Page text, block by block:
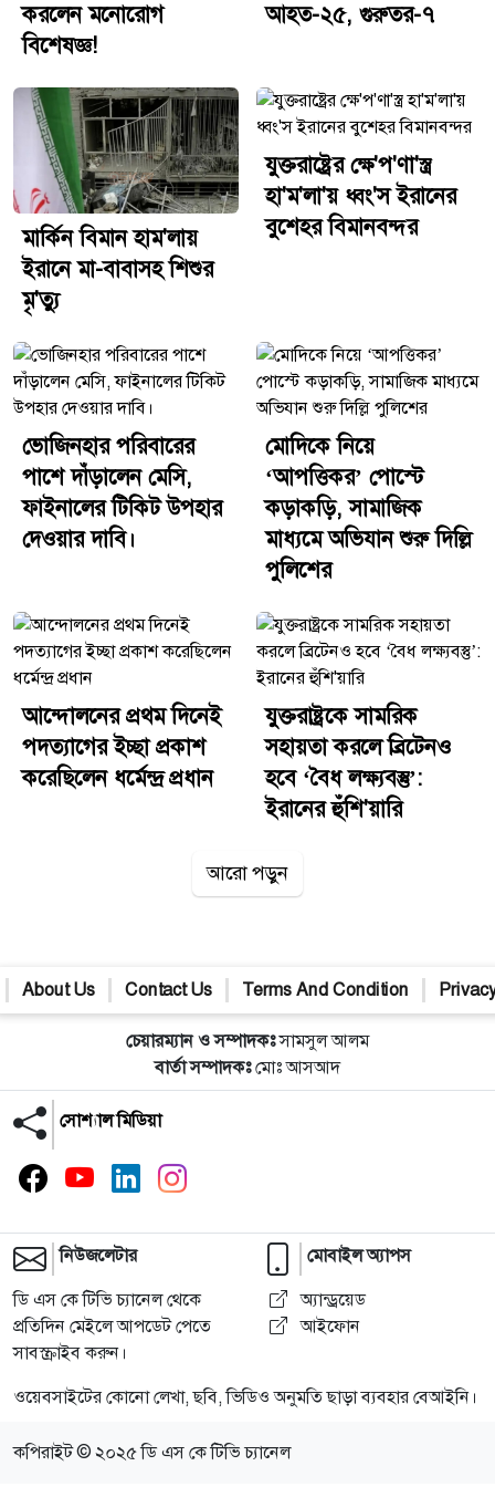
জটিল হয়ে পড়ে।তবে যুক্তরাষ্ট্র, ইসরায়েল বা ইরানের পক্ষ থেকে
এ বিষয়ে আনুষ্ঠানিক কোনো মন্তব্য প্রকাশ করা হয়নি।
করলেন মনোরোগ
বিশেষজ্ঞ!
আহত-২৫, গুরুতর-৭
মার্কিন বিমান হাম'লায়
ইরানে মা-বাবাসহ শিশুর
মৃ'ত্যু
যুক্তরাষ্ট্রের ক্ষে'প'ণা'স্ত্র
হা'ম'লা'য় ধ্বং'স ইরানের
বুশেহর বিমানবন্দর
ভোজিনহার পরিবারের
পাশে দাঁড়ালেন মেসি,
ফাইনালের টিকিট উপহার
দেওয়ার দাবি।
মোদিকে নিয়ে
‘আপত্তিকর’ পোস্টে
কড়াকড়ি, সামাজিক
মাধ্যমে অভিযান শুরু দিল্লি
পুলিশের
আন্দোলনের প্রথম দিনেই
পদত্যাগের ইচ্ছা প্রকাশ
করেছিলেন ধর্মেন্দ্র প্রধান
যুক্তরাষ্ট্রকে সামরিক
সহায়তা করলে ব্রিটেনও
হবে ‘বৈধ লক্ষ্যবস্তু’:
ইরানের হুঁশি'য়ারি
আরো পড়ুন
About Us Contact Us Terms And Condition
চেয়ারম্যান ও সম্পাদকঃসামসুল আলম
বার্তা সম্পাদকঃমোঃ আসআদ
সোশ্যাল মিডিয়া
নিউজলেটার
ডি এস কে টিভি চ্যানেল থেকে
প্রতিদিন মেইলে আপডেট পেতে
সাবস্ক্রাইব করুন।
মোবাইল অ্যাপস
অ্যান্ড্রয়েড
আইফোন
ওয়েবসাইটের কোনো লেখা, ছবি, ভিডিও অনুমতি ছাড়া ব্যবহার বেআইনি।
কপিরাইট © ২০২৫ ডি এস কে টিভি চ্যানেল